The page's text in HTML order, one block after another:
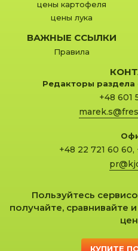
цены картофеля
цены лука
ВАЖНЫЕ ССЫЛКИ
Правила
Редакторы
+48 601
+48 22 721 60 60,
Пользуйтесь
получайте, сравнивайте
КУПИТЕ